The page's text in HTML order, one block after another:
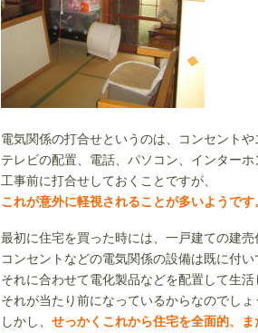
電気関係の打合せというのは、コンセントや
テレビの配置、電話、パソコン、インター
工事前に打合せしておくことですが、
これが意外に軽視されることが多いようです
最初に住宅を買った時には、一戸建ての建
コンセントなどの電気関係の設備は既に付い
それに合わせて電化製品などを配置して生活
それが当たり前になっているからなのでしょ
しかし、 せっかくこれから住宅を全面的、